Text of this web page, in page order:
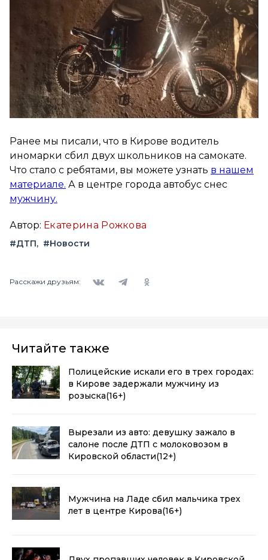
Ранее мы писали, что в Кирове водитель
иномарки сбил двух школьников на самокате.
Что стало с ребятами, вы можете узнать в нашем
материале. А в центре города автобус снес
мужчину.
Автор: Екатерина Рожкова
#ДТП #Новости
Расскажи друзьям:
Читайте также
Полицейские искали его в трех городах:
в Кирове задержали мужчину из
розыска(16+)
Вырезали из авто: девушку зажало в
салоне после ДТП с молоковозом в
Кировской области(12+)
Мужчина на Ладе сбил мальчика трех
лет в центре Кирова(16+)